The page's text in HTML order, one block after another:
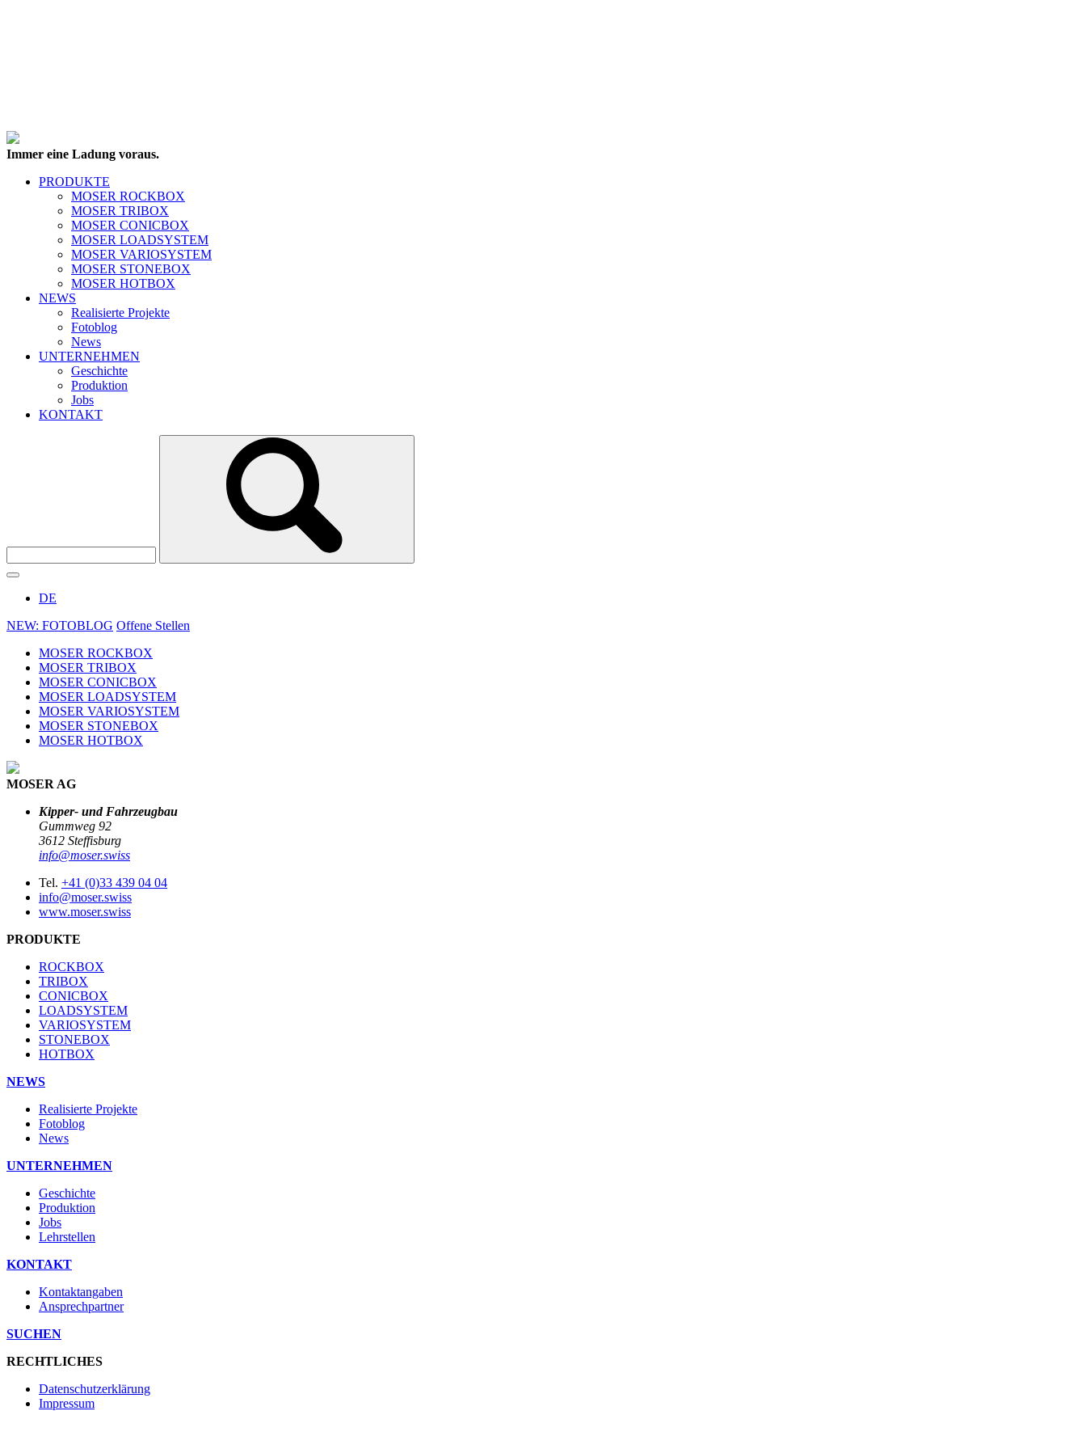
Immer eine Ladung voraus.
PRODUKTE
MOSER ROCKBOX
MOSER TRIBOX
MOSER CONICBOX
MOSER LOADSYSTEM
MOSER VARIOSYSTEM
MOSER STONEBOX
MOSER HOTBOX
NEWS
Realisierte Projekte
Fotoblog
News
UNTERNEHMEN
Geschichte
Produktion
Jobs
KONTAKT
DE
NEW: FOTOBLOG Offene Stellen
MOSER ROCKBOX
MOSER TRIBOX
MOSER CONICBOX
MOSER LOADSYSTEM
MOSER VARIOSYSTEM
MOSER STONEBOX
MOSER HOTBOX
MOSER AG
Kipper- und Fahrzeugbau
Gummweg 92
3612 Steffisburg
info@moser.swiss
Tel. +41 (0)33 439 04 04
info@moser.swiss
www.moser.swiss
PRODUKTE
ROCKBOX
TRIBOX
CONICBOX
LOADSYSTEM
VARIOSYSTEM
STONEBOX
HOTBOX
NEWS
Realisierte Projekte
Fotoblog
News
UNTERNEHMEN
Geschichte
Produktion
Jobs
Lehrstellen
KONTAKT
Kontaktangaben
Ansprechpartner
SUCHEN
RECHTLICHES
Datenschutzerklärung
Impressum